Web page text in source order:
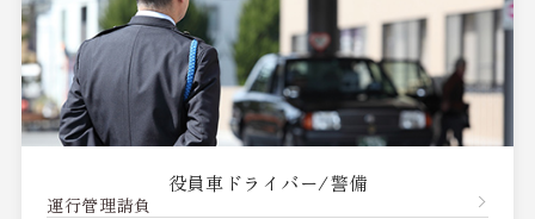
役員車ドライバー/警備
運行管理請負